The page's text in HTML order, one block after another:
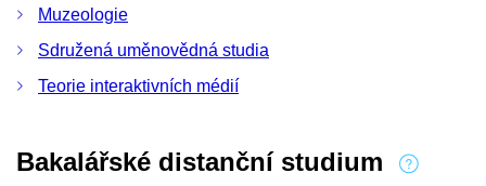
Muzeologie
Sdružená uměnovědná studia
Teorie interaktivních médií
Bakalářské distanční studium